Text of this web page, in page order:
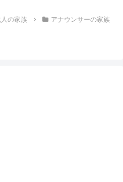
の家族
アナウンサーの家族